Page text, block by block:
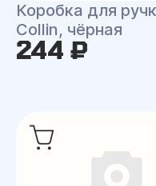
Коробка для
Collin, чёрная
244 ₽